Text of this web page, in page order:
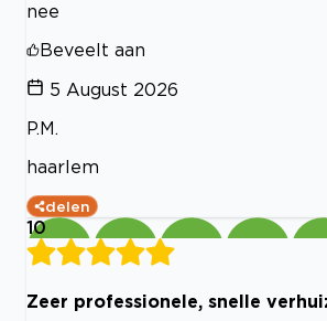
nee
Beveelt aan
5 August 2026
P.M.
haarlem
delen
10
Zeer professionele, snelle